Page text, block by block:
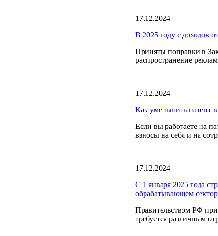
17.12.2024
В 2025 году с доходов
Приняты поправки в
распространение
17.12.2024
Как уменьшить патент
Если вы работаете на
взносы на себя и на
17.12.2024
С 1 января 2025 года
обрабатывающем
Правительством РФ
требуется различным